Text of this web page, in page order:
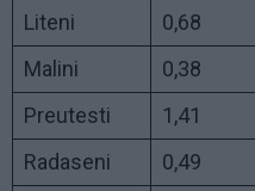
Liteni
0,68
Malini
0,38
Preutesti
1,41
Radaseni
0,49